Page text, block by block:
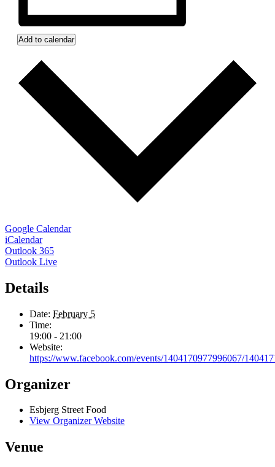
Add to calendar
Google Calendar
iCalendar
Outlook 365
Outlook Live
Details
Date: February 5
Time:
19:00 - 21:00
Website:
https://www.facebook.com/events/1404170977996067/
Organizer
Esbjerg Street Food
View Organizer Website
Venue